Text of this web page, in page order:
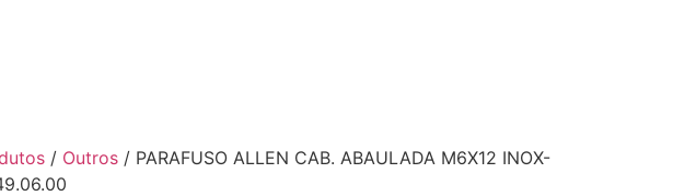
/ Outros / PARAFUSO ALLEN CAB. ABAULADA M6X12 INOX-